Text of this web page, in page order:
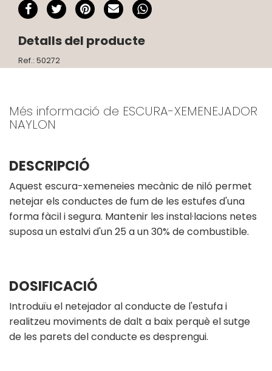
Detalls del producte
Ref.: 50272
Més informació de ESCURA-XEMENEJADOR
NAYLON
DESCRIPCIÓ
Aquest escura-xemeneies mecànic de niló permet
netejar els conductes de fum de les estufes d'una
forma fàcil i segura. Mantenir les instal·lacions netes
suposa un estalvi d'un 25 a un 30% de combustible.
DOSIFICACIÓ
Introduïu el netejador al conducte de l'estufa i
realitzeu moviments de dalt a baix perquè el sutge
de les parets del conducte es desprengui.